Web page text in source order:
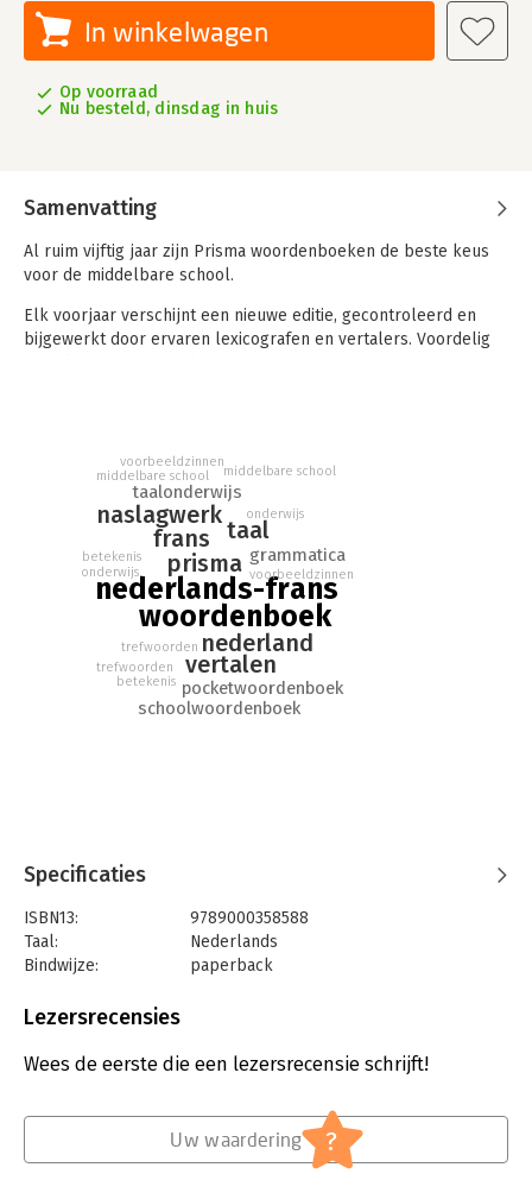
In winkelwagen
Op voorraad
Nu besteld, dinsdag in huis
Samenvatting
Al ruim vijftig jaar zijn Prisma woordenboeken de beste keus
voor de middelbare school.
Elk voorjaar verschijnt een nieuwe editie, gecontroleerd en
bijgewerkt door ervaren lexicografen en vertalers. Voordelig
compacte grammatica.
- Betrouwbaar: samengesteld door vakmensen, aanbevolen
door docenten.
- Actueel: de nieuwste woorden en uitdrukkingen.
- Helder: nieuwe, ruime typografie en handige zoekhulpjes.
nederlands-frans
woordenboek
prisma
frans
nederland
vertalen
naslagwerk
taal
taalonderwijs
pocketwoordenboek
grammatica
schoolwoordenboek
trefwoorden
onderwijs
voorbeeldzinnen
betekenis
middelbare school
trefwoorden
onderwijs
voorbeeldzinnen
betekenis
middelbare school
Specificaties
ISBN13:
9789000358588
Taal:
Nederlands
Bindwijze:
paperback
Uitgever:
Verschijningsdatum:
5-4-2018
Woordenboeken en taal
Prisma woordenboek
Lezersrecensies
Wees de eerste die een lezersrecensie schrijft!
Uw waardering ?